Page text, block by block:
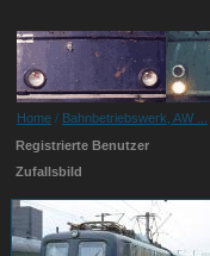
Home / Bahnbetriebswerk, AW ...
Registrierte Benutzer
Zufallsbild